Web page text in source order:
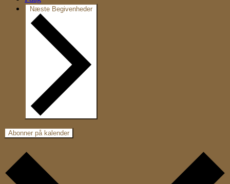
Næste Begivenheder
Abonner på kalender